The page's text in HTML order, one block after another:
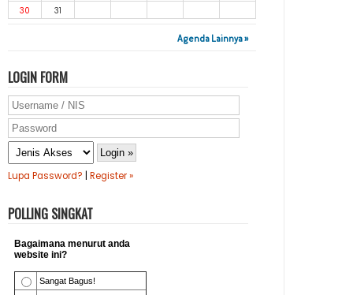
30
31
Agenda Lainnya »
LOGIN FORM
Lupa Password? Register »
POLLING SINGKAT